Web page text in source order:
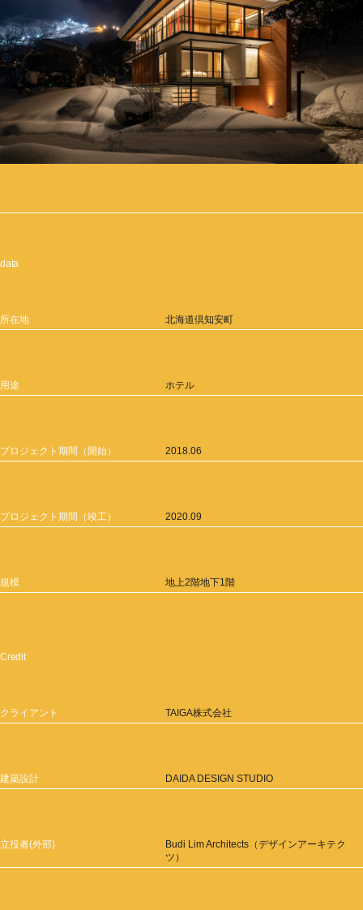
data
所在地 北海道倶知安町
用途 ホテル
プロジェクト期間（開始） 2018.06
プロジェクト期間（竣工） 2020.09
規模 地上2階地下1階
Credit
クライアント TAIGA株式会社
建築設計 DAIDA DESIGN STUDIO
立役者(外部)
Budi Lim Architects（デザインアーキテク
ツ）